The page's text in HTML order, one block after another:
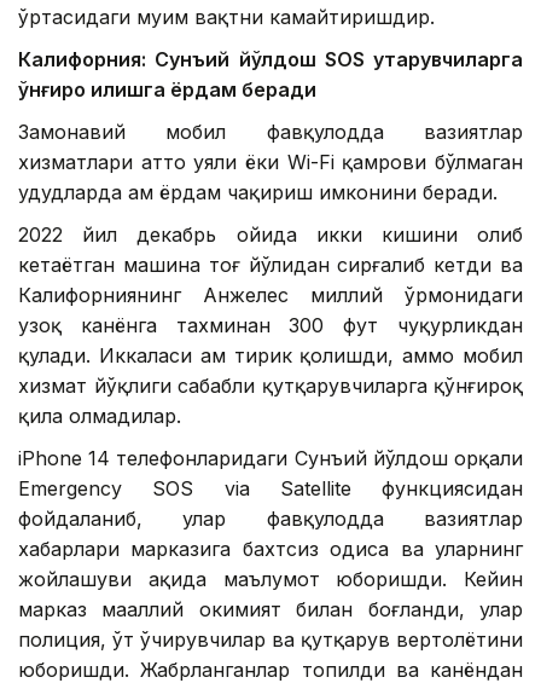
ўртасидаги муҳим вақтни камайтиришдир.
Калифорния: Сунъий йўлдош SOS қутқарувчиларга
қўнғироқ қилишга ёрдам беради
Замонавий мобил фавқулодда вазиятлар
хизматлари ҳатто уяли ёки Wi-Fi қамрови бўлмаган
ҳудудларда ҳам ёрдам чақириш имконини беради.
2022 йил декабрь ойида икки кишини олиб
кетаётган машина тоғ йўлидан сирғалиб кетди ва
Калифорниянинг Анжелес миллий ўрмонидаги
узоқ канёнга тахминан 300 фут чуқурликдан
қулади. Иккаласи ҳам тирик қолишди, аммо мобил
хизмат йўқлиги сабабли қутқарувчиларга қўнғироқ
қила олмадилар.
iPhone 14 телефонларидаги Сунъий йўлдош орқали
Emergency SOS via Satellite функциясидан
фойдаланиб, улар фавқулодда вазиятлар
хабарлари марказига бахтсиз ҳодиса ва уларнинг
жойлашуви ҳақида маълумот юборишди. Кейин
марказ маҳаллий ҳокимият билан боғланди, улар
полиция, ўт ўчирувчилар ва қутқарув вертолётини
юборишди. Жабрланганлар топилди ва канёндан